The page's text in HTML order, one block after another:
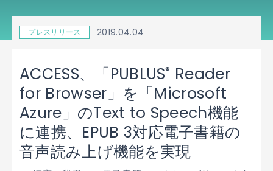
プレスリリース 2019.04.04
ACCESS、「PUBLUS® Reader
for Browser」を「Microsoft
Azure」のText to Speech機能
に連携、EPUB 3対応電子書籍の
音声読み上げ機能を実現